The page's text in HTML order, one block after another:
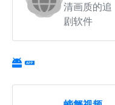
清画质的追
剧软件